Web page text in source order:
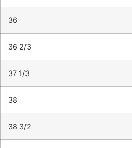
36
36 2/3
37 1/3
38
38 3/2